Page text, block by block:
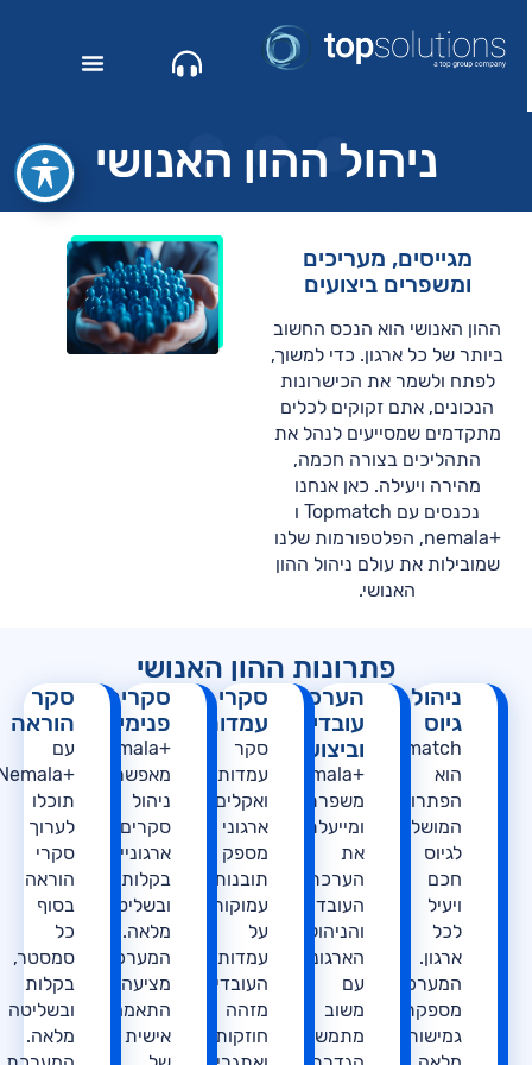
ניהול ההון האנושי
מגייסים, מעריכים
ומשפרים ביצועים
ההון האנושי הוא הנכס החשוב
ביותר של כל ארגון. כדי למשוך,
לפתח ולשמר את הכישרונות
הנכונים, אתם זקוקים לכלים
מתקדמים שמסייעים לנהל את
התהליכים בצורה חכמה,
מהירה ויעילה. כאן אנחנו
נכנסים עם Topmatch ו
+nemala, הפלטפורמות שלנו
שמובילות את עולם ניהול ההון
האנושי.
פתרונות ההון האנושי
ניהול
גיוס
Topmatch
הוא
הפתרון
המושלם
לגיוס
חכם
ויעיל
לכל
ארגון.
המערכת
מספקת
גמישות
הערכת
עובדים
וביצועים
+nemala
משפרת
ומייעלת
את
הערכת
העובדים
והניהול
הארגוני
עם
משוב
מתמשך,
סקרי
עמדות
סקר
עמדות
ואקלים
ארגוני
מספק
תובנות
עמוקות
על
עמדות
העובדים,
מזהה
חוזקות
סקרים
פנימיים
+Nemala
מאפשרת
ניהול
סקרים
ארגוניים
בקלות
ובשליטה
מלאה.
המערכת
מציעה
התאמה
אישית
סקר
הוראה
עם
+Nemala
תוכלו
לערוך
סקרי
הוראה
בסוף
כל
סמסטר,
בקלות
ובשליטה
מלאה.